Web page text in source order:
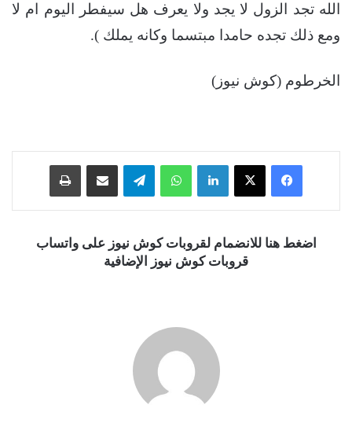
الله تجد الزول لا يجد ولا يعرف هل سيفطر اليوم ام لا
ومع ذلك تجده حامدا مبتسما وكانه يملك ).
الخرطوم (كوش نيوز)
فيسبوك ‫X لينكدإن واتساب تيلقرام
اضغط هنا للانضمام لقروبات كوش نيوز على واتساب
قروبات كوش نيوز الإضافية